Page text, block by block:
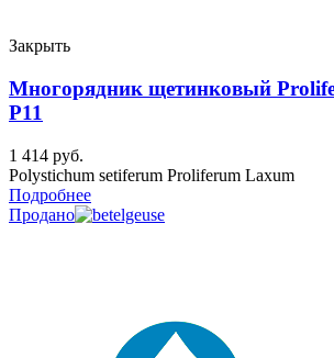
Закрыть
Многорядник щетинковый
P11
1 414 руб.
Polystichum setiferum Proliferum Laxum
Подробнее
Продано